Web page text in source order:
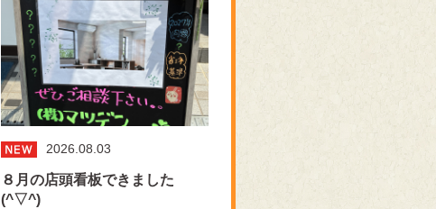
2026.08.03
８月の店頭看板できました
(^▽^)